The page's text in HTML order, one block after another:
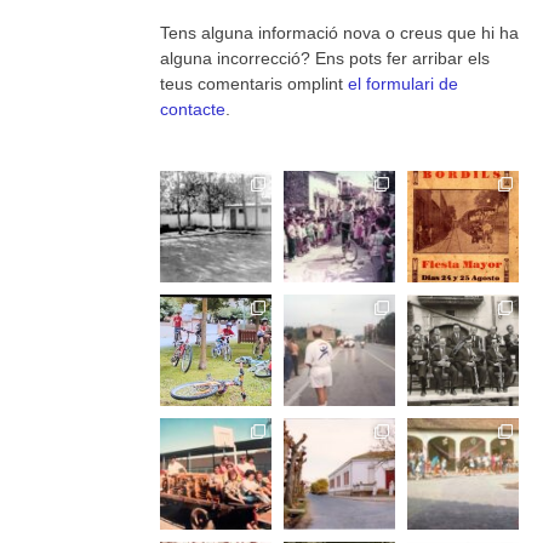
Tens alguna informació nova o creus que hi ha
alguna incorrecció? Ens pots fer arribar els
teus comentaris omplint el formulari de
contacte